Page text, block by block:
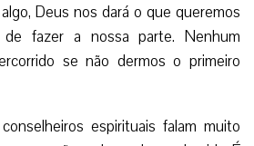
Deus nos dará o que queremos
fazer a nossa parte. Nenhum
se não dermos o primeiro
espirituais falam muito